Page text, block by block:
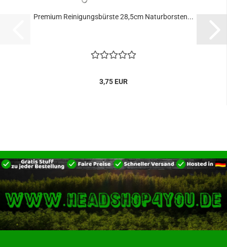
Premium Reinigungsbürste 28,5cm Naturborsten...
3,75 EUR